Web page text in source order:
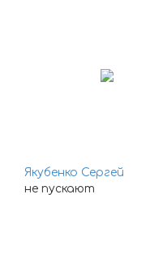
Якубенко Сергей
не пускают